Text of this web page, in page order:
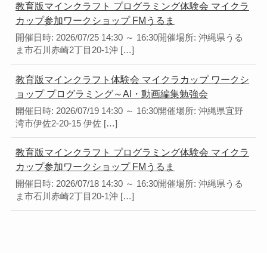
教育版マインクラフト プログラミング体験会 マイクラ
カップ参加ワークショップ FMうるま
開催日時: 2026/07/25 14:30 ～ 16:30開催場所: 沖縄県うる
ま市石川赤崎2丁目20-1沖 […]
教育版マインクラフト体験会 マイクラカップ ワークシ
ョップ プログラミング～AI・動画編集勉強会
開催日時: 2026/07/19 14:30 ～ 16:30開催場所: 沖縄県宜野
湾市伊佐2-20-15 伊佐 […]
教育版マインクラフト プログラミング体験会 マイクラ
カップ参加ワークショップ FMうるま
開催日時: 2026/07/18 14:30 ～ 16:30開催場所: 沖縄県うる
ま市石川赤崎2丁目20-1沖 […]